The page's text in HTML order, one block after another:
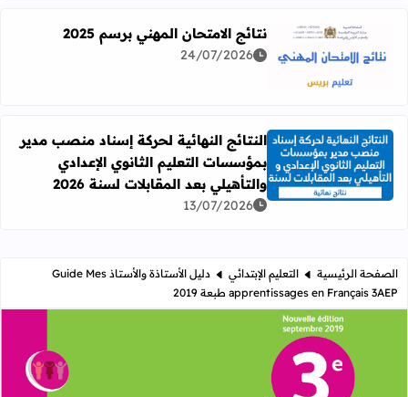
اقرأ المزيد عن نتائج الامتحان المهني برسم 2025
نتائج الامتحان المهني برسم 2025
24/07/2026
اقرأ المزيد عن النتائج النهائية لحركة إسناد منصب مدير
النتائج النهائية لحركة إسناد منصب مدير
بمؤسسات التعليم الثانوي الإعدادي
والتأهيلي بعد المقابلات لسنة 2026
13/07/2026
الصفحة الرئيسية التعليم الإبتدائي
دليل الأستاذة والأستاذ Guide Mes
apprentissages en Français 3AEP طبعة 2019